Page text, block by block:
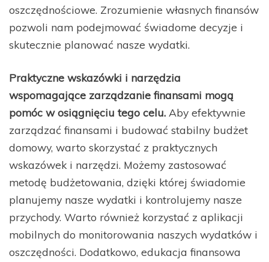
oszczędnościowe. Zrozumienie własnych finansów
pozwoli nam podejmować świadome decyzje i
skutecznie planować nasze wydatki.
Praktyczne wskazówki i narzędzia
wspomagające zarządzanie finansami mogą
pomóc w osiągnięciu tego celu. Aby efektywnie
zarządzać finansami i budować stabilny budżet
domowy, warto skorzystać z praktycznych
wskazówek i narzędzi. Możemy zastosować
metodę budżetowania, dzięki której świadomie
planujemy nasze wydatki i kontrolujemy nasze
przychody. Warto również korzystać z aplikacji
mobilnych do monitorowania naszych wydatków i
oszczędności. Dodatkowo, edukacja finansowa